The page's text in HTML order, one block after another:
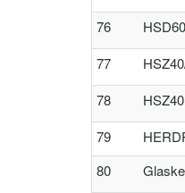
76
77
78
79
80